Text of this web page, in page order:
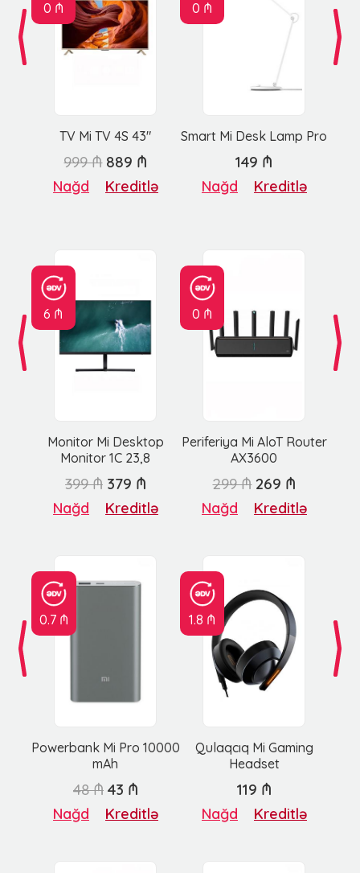
0 ₼
TV Mi TV 4S 43"
0 ₼
Smart Mi Desk Lamp Pro
999 ₼ 889 ₼
Nağd Kreditlə
149 ₼
Nağd Kreditlə
6 ₼
Monitor Mi Desktop
Monitor 1C 23,8
0 ₼
Periferiya Mi AloT Router
AX3600
399 ₼ 379 ₼
Nağd Kreditlə
299 ₼ 269 ₼
Nağd Kreditlə
0.7 ₼
Powerbank Mi Pro 10000
mAh
1.8 ₼
Qulaqcıq Mi Gaming
Headset
48 ₼ 43 ₼
Nağd Kreditlə
119 ₼
Nağd Kreditlə